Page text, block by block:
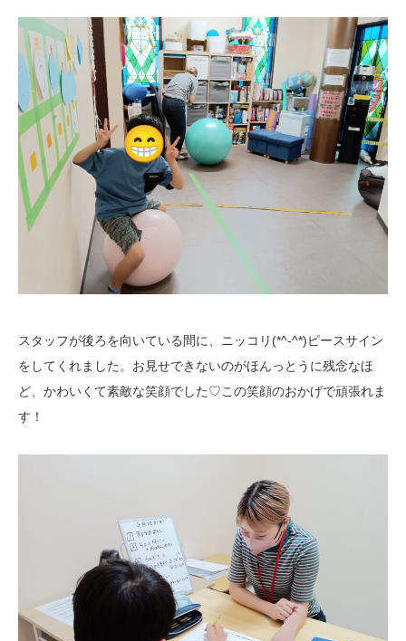
スタッフが後ろを向いている間に、ニッコリ(*^-^*)ピースサイン
をしてくれました。お見せできないのがほんっとうに残念なほ
ど、かわいくて素敵な笑顔でした♡この笑顔のおかげで頑張れま
す！